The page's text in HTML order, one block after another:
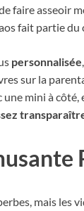
faire asseoir
fait partie du
personnalisée
sur la
une mini à
mais les